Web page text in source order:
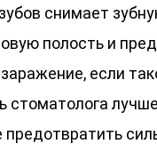
снимает
полость и
если
стоматолога
предотвратить